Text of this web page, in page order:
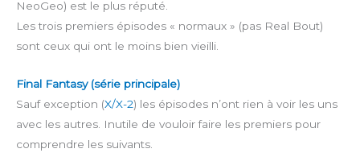
NeoGeo) est le plus réputé.
Les trois premiers épisodes « normaux » (pas Real Bout)
sont ceux qui ont le moins bien vieilli.
Final Fantasy (série principale)
Sauf exception (X/X-2) les épisodes n’ont rien à voir les uns
avec les autres. Inutile de vouloir faire les premiers pour
comprendre les suivants.